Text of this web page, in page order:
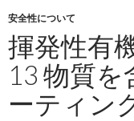
安全性について
揮発性有
13 物質
ーティン